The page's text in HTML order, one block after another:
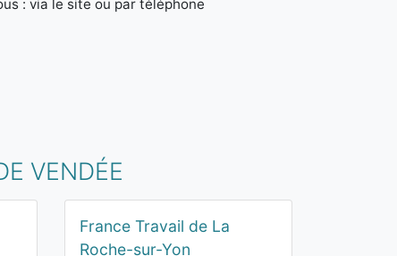
: via le site ou par téléphone
VENDÉE
France Travail de La
Roche-sur-Yon